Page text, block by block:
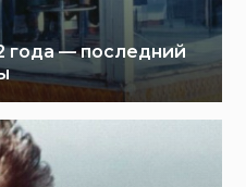
года — последний